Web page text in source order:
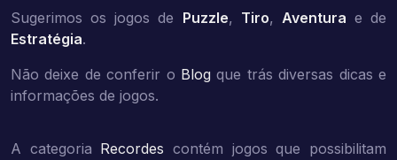
Sugerimos os jogos de Puzzle, Tiro, Aventura e de
Estratégia.
Não deixe de conferir o Blog que trás diversas dicas e
informações de jogos.
A categoria Recordes contém jogos que possibilitam